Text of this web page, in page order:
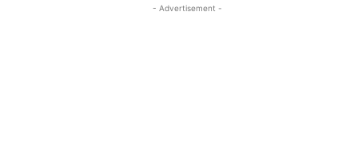
- Advertisement -